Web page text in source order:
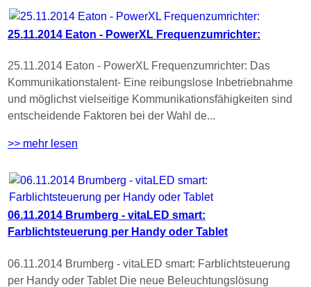
25.11.2014 Eaton - PowerXL Frequenzumrichter:
25.11.2014 Eaton - PowerXL Frequenzumrichter: Das
Kommunikationstalent- Eine reibungslose Inbetriebnahme
und möglichst vielseitige Kommunikationsfähigkeiten sind
entscheidende Faktoren bei der Wahl de...
>> mehr lesen
06.11.2014 Brumberg - vitaLED smart:
Farblichtsteuerung per Handy oder Tablet
06.11.2014 Brumberg - vitaLED smart: Farblichtsteuerung
per Handy oder Tablet Die neue Beleuchtungslösung